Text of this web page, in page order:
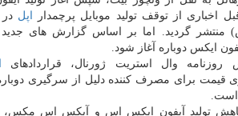
اخباری از توقف تولید موبایل پرچمدار
اپل
منتشر گردید. اما بر اساس گزارش های جدید
ایكس دوباره آغاز شود.
وال استریت ژورنال، قراردادهای
برای مصرف كننده دلیل از سرگیری دوباره
است.
تولید آیفون ایكس اس و آیكس اس مكس،